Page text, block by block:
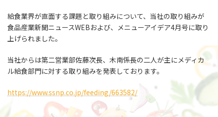
給食業界が直面する課題と取り組みについて、当社の取り組みが
食品産業新聞ニュースWEBおよび、メニューアイデア4月号に取り
上げられました。
当社からは第二営業部佐藤次長、木南係長の二人が主にメディカ
ル給食部門に対する取り組みを発表しております。
https://www.ssnp.co.jp/feeding/663582/